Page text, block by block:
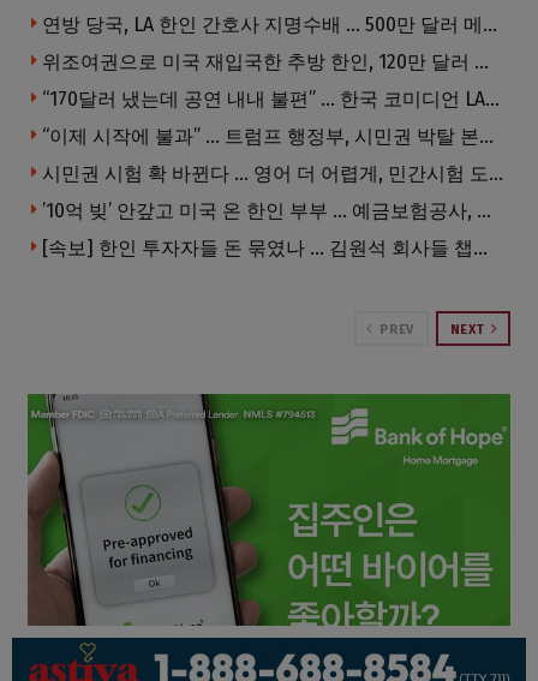
연방 당국, LA 한인 간호사 지명수배 … 500만 달러 메디캐어 사기, 선고 직전 한국 도주
위조여권으로 미국 재입국한 추방 한인, 120만 달러 은행 사기 행각
“170달러 냈는데 공연 내내 불편” … 한국 코미디언 LA공연, 음향 불량에 외모 비하 개그 논란
“이제 시작에 불과” … 트럼프 행정부, 시민권 박탈 본격화
시민권 시험 확 바뀐다 … 영어 더 어렵게, 민간시험 도입 추진
’10억 빚’ 안갚고 미국 온 한인 부부 … 예금보험공사, 미국서 소송
[속보] 한인 투자자들 돈 묶였나 … 김원석 회사들 챕터7 강제파산·자진파산 잇따라 신청
PREV NEXT